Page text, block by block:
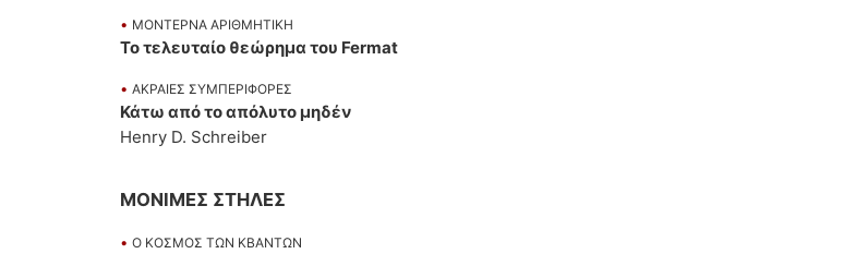
• ΜΟΝΤΕΡΝΑ ΑΡΙΘΜΗΤΙΚΗ
Το τελευταίο θεώρημα του Fermat
• ΑΚΡΑΙΕΣ ΣΥΜΠΕΡΙΦΟΡΕΣ
Κάτω από το απόλυτο μηδέν
Henry D. Schreiber
ΜΟΝΙΜΕΣ ΣΤΗΛΕΣ
• Ο ΚΟΣΜΟΣ ΤΩΝ ΚΒΑΝΤΩΝ